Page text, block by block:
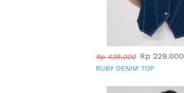
Rp 439.000 Rp 229.000
RUBY DENIM TOP